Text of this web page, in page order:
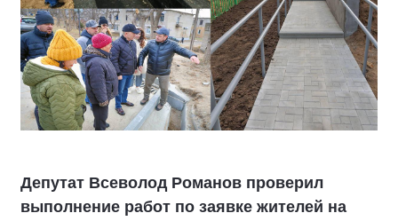
Депутат Всеволод Романов проверил
выполнение работ по заявке жителей на